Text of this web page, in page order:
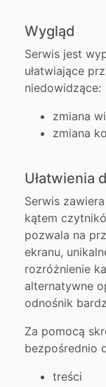
Wygląd
Serwis jest
ułatwiające
niedowidzące:
zmiana
zmiana
Ułatwienia
Serwis
kątem
pozwala na
ekranu,
rozróżnienie
alternatywne
odnośnik
Za pomocą
bezpośrednio
treści